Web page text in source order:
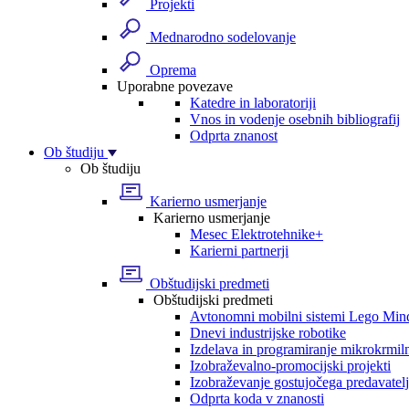
Projekti
Mednarodno sodelovanje
Oprema
Uporabne povezave
Katedre in laboratoriji
Vnos in vodenje osebnih bibliografij
Odprta znanost
Ob študiju
Ob študiju
Karierno usmerjanje
Karierno usmerjanje
Mesec Elektrotehnike+
Karierni partnerji
Obštudijski predmeti
Obštudijski predmeti
Avtonomni mobilni sistemi Lego
Dnevi industrijske robotike
Izdelava in programiranje
Izobraževalno-promocijski projekti
Izobraževanje gostujočega
Odprta koda v znanosti